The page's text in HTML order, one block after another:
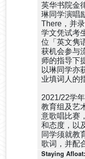
英华书院金
琳同学演唱
There，并
学文凭试考
位「英文隽
获机会参与
师的指导下
以琳同学亦
业填词人的
2021/22学
教育组及艺
意歌唱比赛
和态度，以
同学须就教
歌词，并配